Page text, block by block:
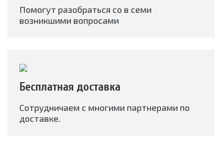
Помогут разобраться со в семи
возникшими вопросами
Бесплатная доставка
Сотрудничаем с многими партнерами по
доставке.